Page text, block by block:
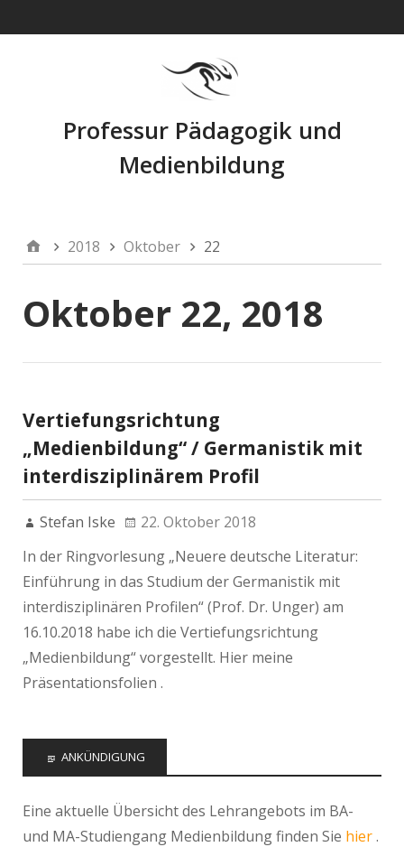
Professur Pädagogik und
Medienbildung
2018 Oktober 22
Oktober 22, 2018
Vertiefungsrichtung
„Medienbildung“ / Germanistik mit
interdisziplinärem Profil
Stefan Iske
22. Oktober 2018
In der Ringvorlesung „Neuere deutsche Literatur:
Einführung in das Studium der Germanistik mit
interdisziplinären Profilen“ (Prof. Dr. Unger) am
16.10.2018 habe ich die Vertiefungsrichtung
„Medienbildung“ vorgestellt. Hier meine
Präsentationsfolien .
ANKÜNDIGUNG
Eine aktuelle Übersicht des Lehrangebots im BA-
und MA-Studiengang Medienbildung finden Sie hier.